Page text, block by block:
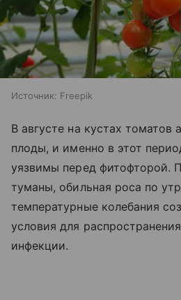
Источник: Freepik
В августе на кустах томатов
плоды, и именно в этот
уязвимы перед фитофторой.
туманы, обильная роса по
температурные колебания
условия для
инфекции.